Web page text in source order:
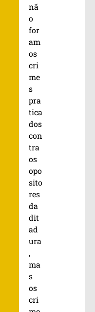
nã
o
for
am
os
cri
me
s
pra
tica
dos
con
tra
os
opo
sito
res
da
dit
ad
ura
,
ma
s
os
cri